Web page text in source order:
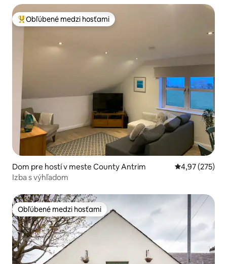
Najobľúbenejšie medzi hosťami
Obľúbené medzi hosťami
Dom pre hostí v meste County Antrim Priemerné
4,97 (275)
Izba s výhľadom
Obľúbené medzi hosťami
Obľúbené medzi hosťami